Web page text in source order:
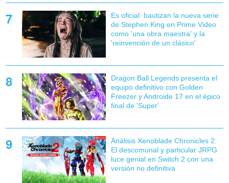
Es oficial: bautizan la nueva serie
de Stephen King en Prime Video
como 'una obra maestra' y la
'reinvención de un clásico'
Dragon Ball Legends presenta el
equipo definitivo con Golden
Freezer y Androide 17 en el épico
final de 'Super'
Análisis Xenoblade Chronicles 2:
El descomunal y particular JRPG
luce genial en Switch 2 con una
versión no definitiva